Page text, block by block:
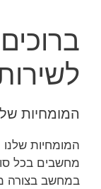
המומחיות
המומחיות
מחשבים בכל
במחשב בצורה